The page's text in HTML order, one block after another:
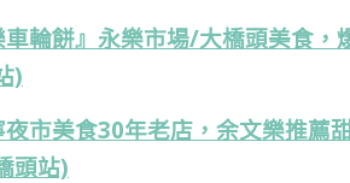
輪餅』永樂市場/大橋頭美食，
)
夜市美食30年老店，余文樂推薦
頭站)